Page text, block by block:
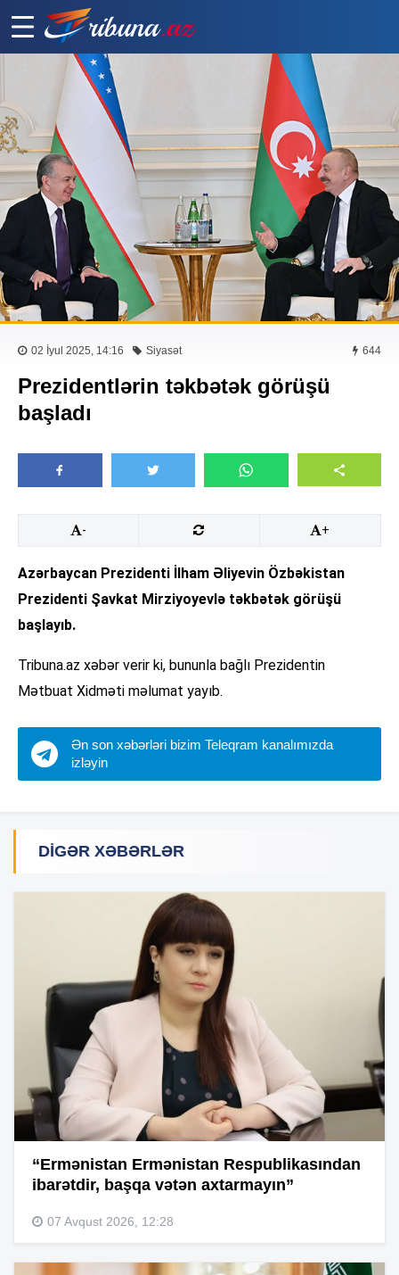
02 İyul 2025, 14:16 Siyasət 644
Prezidentlərin təkbətək görüşü
başladı
- +
Azərbaycan Prezidenti İlham Əliyevin Özbəkistan
Prezidenti Şavkat Mirziyoyevlə təkbətək görüşü
başlayıb.
Tribuna.az xəbər verir ki, bununla bağlı Prezidentin
Mətbuat Xidməti məlumat yayıb.
Ən son xəbərləri bizim Teleqram kanalımızda
izləyin
DIGƏR XƏBƏRLƏR
“Ermənistan Ermənistan Respublikasından
ibarətdir, başqa vətən axtarmayın”
07 Avqust 2026, 12:28